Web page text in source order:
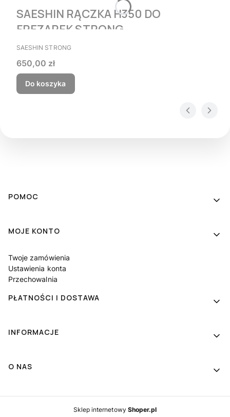
SAESHIN RĄCZKA H350 DO
FREZAREK STRONG
PRODUCENT
SAESHIN STRONG
Cena
650,00 zł
Do koszyka
Linki w stopce
POMOC
MOJE KONTO
Twoje zamówienia
Ustawienia konta
Przechowalnia
PŁATNOŚCI I DOSTAWA
INFORMACJE
O NAS
Sklep internetowy Shoper.pl